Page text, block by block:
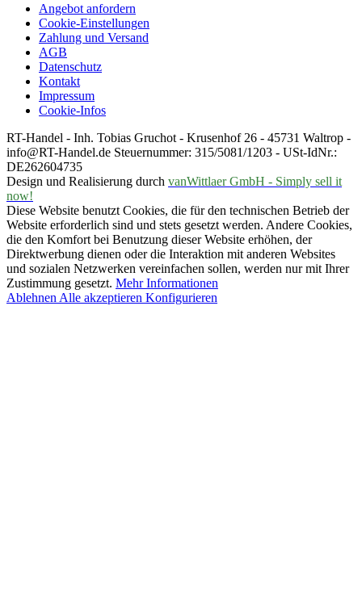
Angebot anfordern
Cookie-Einstellungen
Zahlung und Versand
AGB
Datenschutz
Kontakt
Impressum
Cookie-Infos
RT-Handel - Inh. Tobias Gruchot - Krusenhof 26 - 45731 Waltrop -
info@RT-Handel.de Steuernummer: 315/5081/1203 - USt-IdNr.:
DE262604735
Design und Realisierung durch vanWittlaer GmbH - Simply sell it
now!
Diese Website benutzt Cookies, die für den technischen Betrieb der
Website erforderlich sind und stets gesetzt werden. Andere Cookies,
die den Komfort bei Benutzung dieser Website erhöhen, der
Direktwerbung dienen oder die Interaktion mit anderen Websites
und sozialen Netzwerken vereinfachen sollen, werden nur mit Ihrer
Zustimmung gesetzt. Mehr Informationen
Ablehnen Alle akzeptieren Konfigurieren